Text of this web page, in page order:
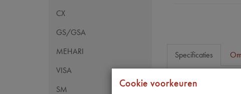
CX
GS/GSA
MEHARI
VISA
SM
Specificaties
Cookie voorkeuren